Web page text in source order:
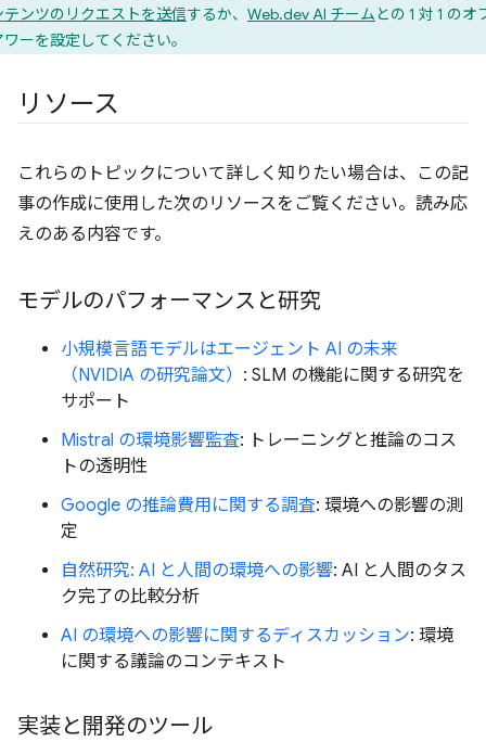
テンツのリクエストを送信するか、 Web.dev AI チームとの 1 対 1 のオ
ーを設定してください。
リソース
これらのトピックについて詳しく知りたい場合は、この記
事の作成に使用した次のリソースをご覧ください。読み応
えのある内容です。
モデルのパフォーマンスと研究
小規模言語モデルはエージェント AI の未来
（NVIDIA の研究論文） : SLM の機能に関する研究を
サポート
Mistral の環境影響監査: トレーニングと推論のコス
トの透明性
Google の推論費用に関する調査: 環境への影響の測
定
自然研究: AI と人間の環境への影響: AI と人間のタス
ク完了の比較分析
AI の環境への影響に関するディスカッション: 環境
に関する議論のコンテキスト
実装と開発のツール